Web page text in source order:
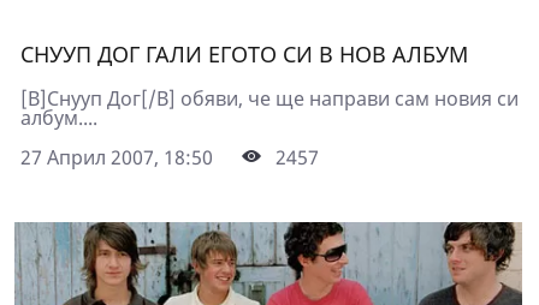
СНУУП ДОГ ГАЛИ ЕГОТО СИ В НОВ АЛБУМ
[B]Снууп Дог[/B] обяви, че ще направи сам новия си
албум....
27 Април 2007, 18:50
2457